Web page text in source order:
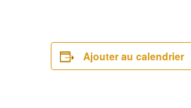
Ajouter au calendrier